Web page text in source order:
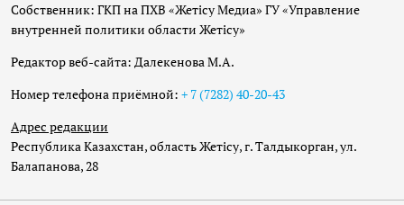
Собственник: ГКП на ПХВ «Жетісу Медиа» ГУ «Управление
внутренней политики области Жетісу»
Редактор веб-сайта: Далекенова М.А.
Номер телефона приёмной: + 7 (7282) 40-20-43
Адрес редакции
Республика Казахстан, область Жетісу, г. Талдыкорган, ул.
Балапанова, 28